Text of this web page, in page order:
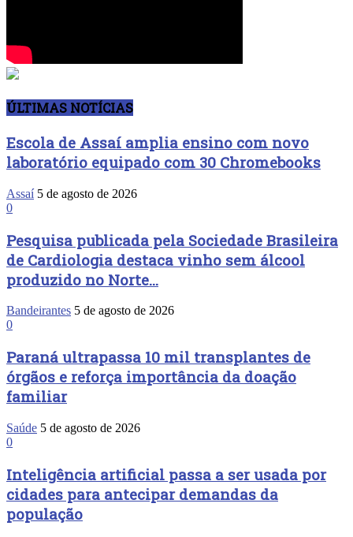
ÚLTIMAS NOTÍCIAS
Escola de Assaí amplia ensino com novo
laboratório equipado com 30 Chromebooks
Assaí 5 de agosto de 2026
0
Pesquisa publicada pela Sociedade Brasileira
de Cardiologia destaca vinho sem álcool
produzido no Norte...
Bandeirantes 5 de agosto de 2026
0
Paraná ultrapassa 10 mil transplantes de
órgãos e reforça importância da doação
familiar
Saúde 5 de agosto de 2026
0
Inteligência artificial passa a ser usada por
cidades para antecipar demandas da
população